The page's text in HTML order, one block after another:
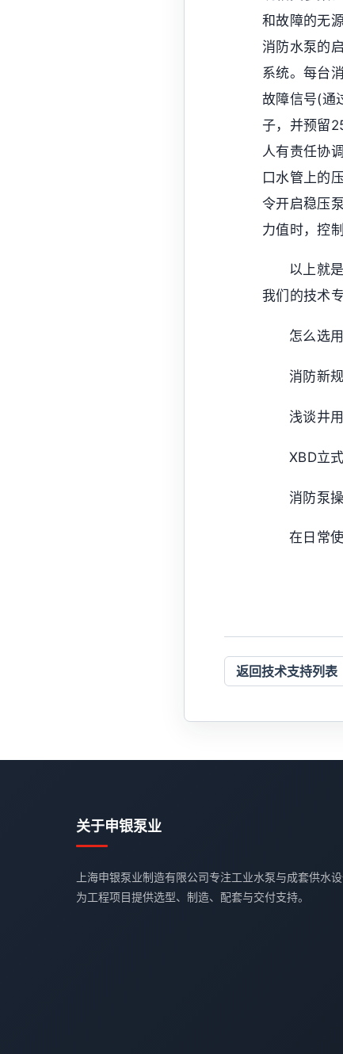
和故障的无
消防水泵的
系统。每台
故障信号(通
子，并预留
人有责任协
口水管上的
令开启稳压
力值时，控
以上就
我们的技术
怎么选
消防新
浅谈井
XBD立
消防泵
在日常
返回技术支持列表
关于申银泵业
上海申银泵业制造有限公司专注工业水泵与成套供水设
为工程项目提供选型、制造、配套与交付支持。